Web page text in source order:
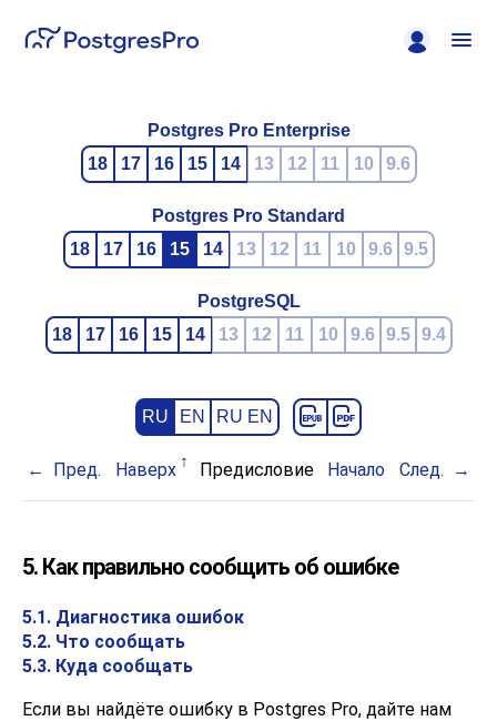
Postgres Pro Enterprise
18
17 16 15 14 13 12 11 10 9.6
Postgres Pro Standard
18
17 16 15 14 13 12 11 10 9.6 9.5
PostgreSQL
18
17 16 15 14 13 12 11 10 9.6 9.5 9.4
RU EN RU EN
Пред. Наверх Предисловие Начало След.
5. Как правильно сообщить об ошибке
5.1. Диагностика ошибок
5.2. Что сообщать
5.3. Куда сообщать
Если вы найдёте ошибку в Postgres Pro, дайте нам